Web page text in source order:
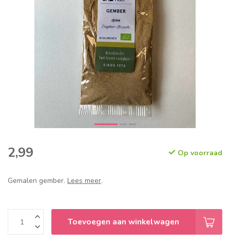
2,99 Op voorraad
Gemalen gember. Lees meer.
Toevoegen aan winkelwagen